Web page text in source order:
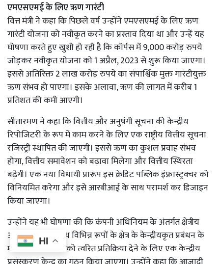
HI
एमएसएमई के लिए ऋण गारंटी
वित्त मंत्री ने कहा कि पिछले वर्ष उन्होंने एमएसएमई के लिए ऋण
गारंटी योजना को नवीकृत करने का प्रस्ताव दिया था और उन्हें यह
घोषणा करते हुए खुशी हो रही है कि कॉर्पस में 9,000 करोड़ रुपये
जोड़कर नवीकृत योजना को 1 अप्रैल, 2023 से शुरू किया जाएगा।
इससे अतिरिक्त 2 लाख करोड़ रुपये का संपार्श्विक मुक्त गारंटीयुक्त
ऋण संभव हो पाएगा। इसके अलावा, ऋण की लागत में करीब 1
प्रतिशत की कमी आएगी।
सीतारमण ने कहा कि वित्तीय और अनुषंगी सूचना की केन्द्रीय
रिपोजिटरी के रूप में काम करने के लिए एक राष्ट्रीय वित्तीय सूचना
रजिस्ट्री स्थापित की जाएगी। इससे ऋण का कुशल प्रवाह संभव
होगा, वित्तीय समावेशन को बढ़ावा मिलेगा और वित्तीय स्थिरता
बढ़ेगी। एक नया विधायी प्रारूप इस क्रेडिट पब्लिक इंफ्रास्ट्रक्चर को
विनियमित करेगा और इसे आरबीआई के साथ परामर्श कर डिजाइन
किया जाएगा।
उन्होंने यह भी घोषणा की कि कंपनी अधिनियम के अंतर्गत क्षेत्रीय
अधिकारियों के साथ विभिन्न रूपों के क्षेत्र के केन्द्रीयकृत प्रबंधन के
माध्यम से कंपनियों को त्वरित प्रतिक्रिया देने के लिए एक केन्द्रीय